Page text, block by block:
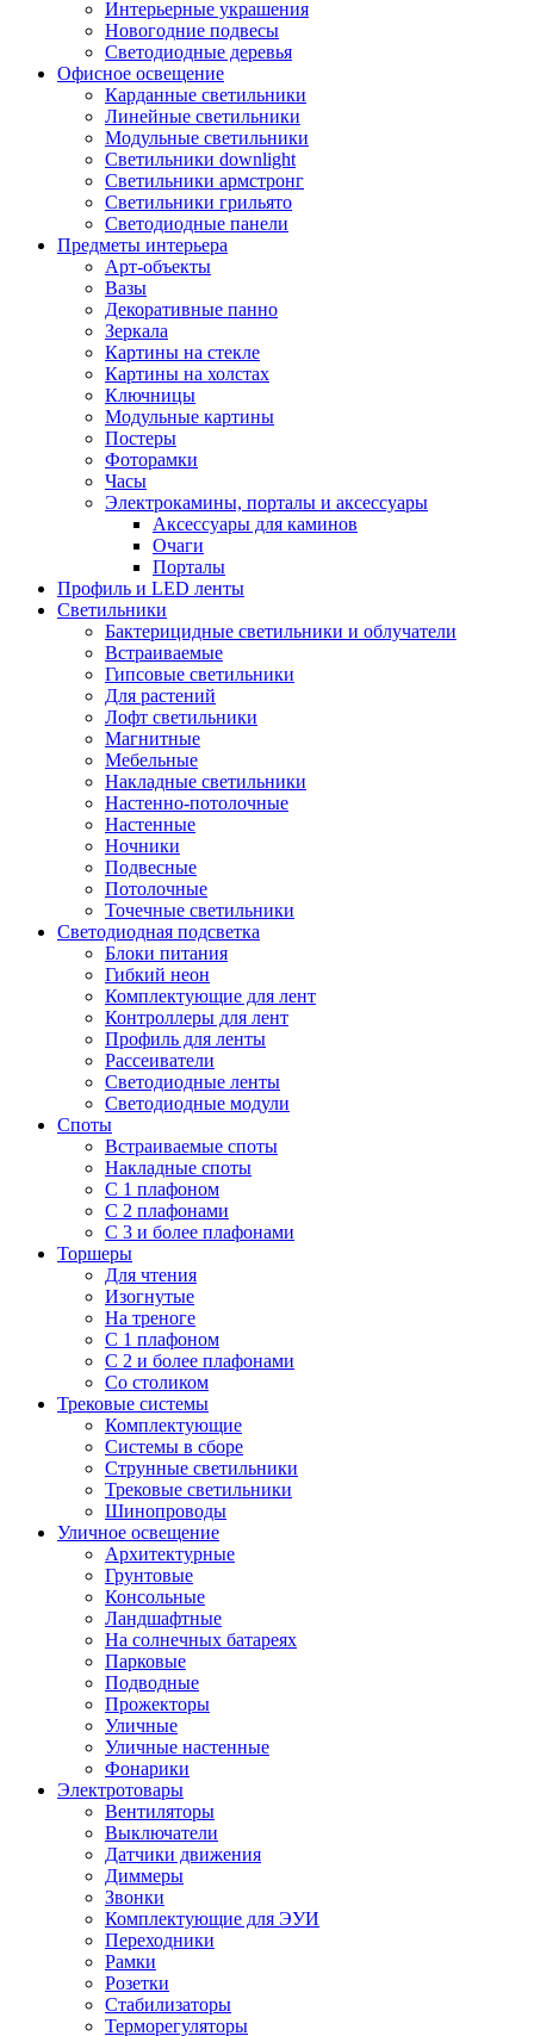
Интерьерные украшения
Новогодние подвесы
Светодиодные деревья
Офисное освещение
Карданные светильники
Линейные светильники
Модульные светильники
Светильники downlight
Светильники армстронг
Светильники грильято
Светодиодные панели
Предметы интерьера
Арт-объекты
Вазы
Декоративные панно
Зеркала
Картины на стекле
Картины на холстах
Ключницы
Модульные картины
Постеры
Фоторамки
Часы
Электрокамины, порталы и аксессуары
Аксессуары для каминов
Очаги
Порталы
Профиль и LED ленты
Светильники
Бактерицидные светильники и облучатели
Встраиваемые
Гипсовые светильники
Для растений
Лофт светильники
Магнитные
Мебельные
Накладные светильники
Настенно-потолочные
Настенные
Ночники
Подвесные
Потолочные
Точечные светильники
Светодиодная подсветка
Блоки питания
Гибкий неон
Комплектующие для лент
Контроллеры для лент
Профиль для ленты
Рассеиватели
Светодиодные ленты
Светодиодные модули
Споты
Встраиваемые споты
Накладные споты
С 1 плафоном
С 2 плафонами
С 3 и более плафонами
Торшеры
Для чтения
Изогнутые
На треноге
С 1 плафоном
С 2 и более плафонами
Со столиком
Трековые системы
Комплектующие
Системы в сборе
Струнные светильники
Трековые светильники
Шинопроводы
Уличное освещение
Архитектурные
Грунтовые
Консольные
Ландшафтные
На солнечных батареях
Парковые
Подводные
Прожекторы
Уличные
Уличные настенные
Фонарики
Электротовары
Вентиляторы
Выключатели
Датчики движения
Диммеры
Звонки
Комплектующие для ЭУИ
Переходники
Рамки
Розетки
Стабилизаторы
Терморегуляторы